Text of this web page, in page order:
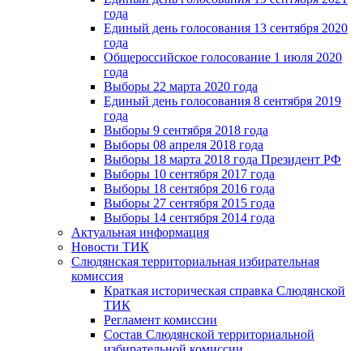
года
Единый день голосования 13 сентября 2020
года
Общероссийское голосование 1 июля 2020
года
Выборы 22 марта 2020 года
Единый день голосования 8 сентября 2019
года
Выборы 9 сентября 2018 года
Выборы 08 апреля 2018 года
Выборы 18 марта 2018 года Президент РФ
Выборы 10 сентября 2017 года
Выборы 18 сентября 2016 года
Выборы 27 сентября 2015 года
Выборы 14 сентября 2014 года
Актуальная информация
Новости ТИК
Слюдянская территориальная избирательная
комиссия
Краткая историческая справка Слюдянской
ТИК
Регламент комиссии
Состав Слюдянской территориальной